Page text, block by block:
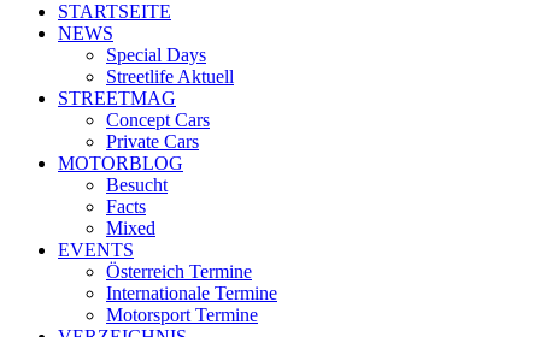
STARTSEITE
NEWS
Special Days
Streetlife Aktuell
STREETMAG
Concept Cars
Private Cars
MOTORBLOG
Besucht
Facts
Mixed
EVENTS
Österreich Termine
Internationale Termine
Motorsport Termine